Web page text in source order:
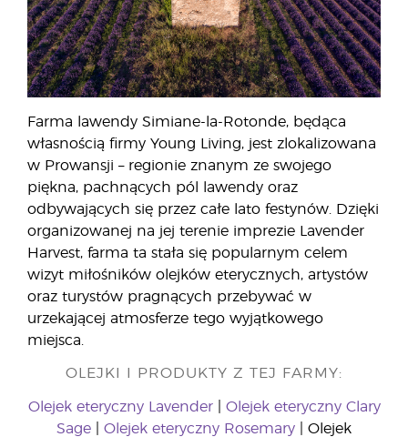
Farma lawendy Simiane-la-Rotonde, będąca
własnością firmy Young Living, jest zlokalizowana
w Prowansji – regionie znanym ze swojego
piękna, pachnących pól lawendy oraz
odbywających się przez całe lato festynów. Dzięki
organizowanej na jej terenie imprezie Lavender
Harvest, farma ta stała się popularnym celem
wizyt miłośników olejków eterycznych, artystów
oraz turystów pragnących przebywać w
urzekającej atmosferze tego wyjątkowego
miejsca.
OLEJKI I PRODUKTY Z TEJ FARMY:
Olejek eteryczny Lavender| Olejek eteryczny Clary
Sage
Olejek eteryczny Rosemary | Olejek